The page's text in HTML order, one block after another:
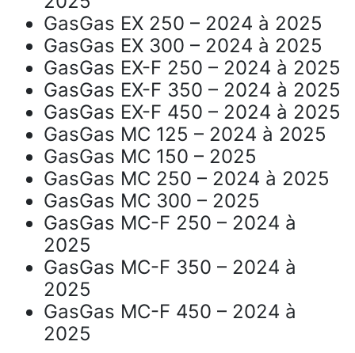
GasGas EX 250 – 2024 à 2025
GasGas EX 300 – 2024 à 2025
GasGas EX-F 250 – 2024 à 2025
GasGas EX-F 350 – 2024 à 2025
GasGas EX-F 450 – 2024 à 2025
GasGas MC 125 – 2024 à 2025
GasGas MC 150 – 2025
GasGas MC 250 – 2024 à 2025
GasGas MC 300 – 2025
GasGas MC-F 250 – 2024 à
2025
GasGas MC-F 350 – 2024 à
2025
GasGas MC-F 450 – 2024 à
2025